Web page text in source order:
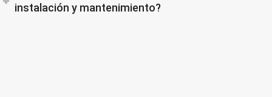
instalación y mantenimiento?